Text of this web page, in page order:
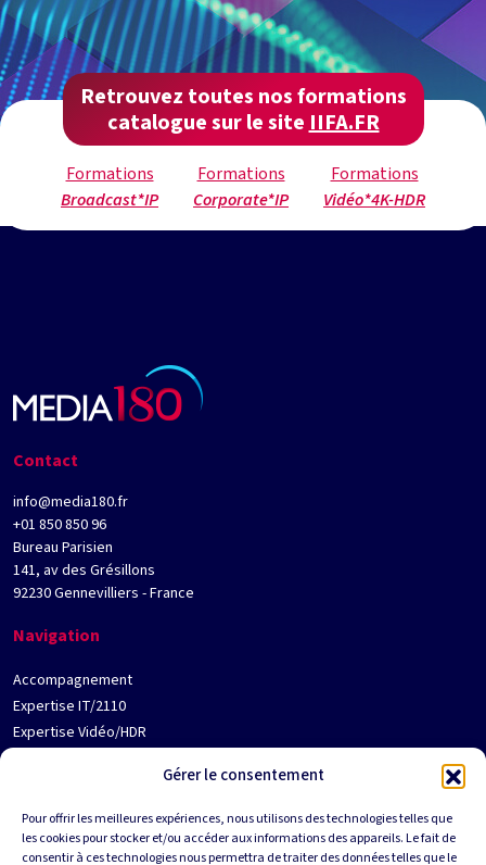
Gérer le consentement
Pour offrir les meilleures expériences, nous utilisons des technologies telles que
les cookies pour stocker et/ou accéder aux informations des appareils. Le fait de
consentir à ces technologies nous permettra de traiter des données telles que le
Retrouvez toutes nos formations
catalogue sur le site IIFA.FR
Formations
Broadcast*IP
Formations
Corporate*IP
Formations
Vidéo*4K-HDR
Contact
info@media180.fr
+01 850 850 96
Bureau Parisien
141, av des Grésillons
92230 Gennevilliers - France
Navigation
Accompagnement
Expertise IT/2110
Expertise Vidéo/HDR
Qui est Media180 ?
Partenaires Suivez-nous